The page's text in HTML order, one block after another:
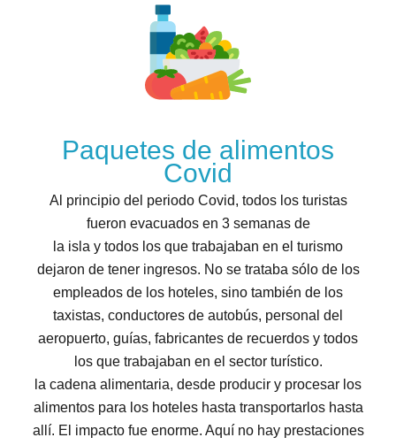
Paquetes de alimentos
Covid
Al principio del periodo Covid, todos los turistas
fueron evacuados en 3 semanas de
la isla y todos los que trabajaban en el turismo
dejaron de tener ingresos. No se trataba sólo de los
empleados de los hoteles, sino también de los
taxistas, conductores de autobús, personal del
aeropuerto, guías, fabricantes de recuerdos y todos
los que trabajaban en el sector turístico.
la cadena alimentaria, desde producir y procesar los
alimentos para los hoteles hasta transportarlos hasta
allí. El impacto fue enorme. Aquí no hay prestaciones